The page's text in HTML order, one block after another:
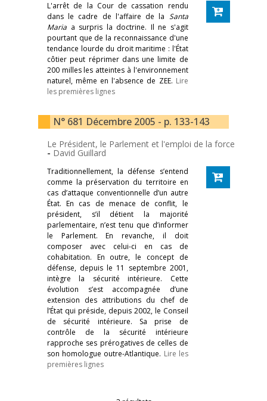
L'arrêt de la Cour de cassation rendu
dans le cadre de l'affaire de la Santa
Maria a surpris la doctrine. Il ne s'agit
pourtant que de la reconnaissance d'une
tendance lourde du droit maritime : l'État
côtier peut réprimer dans une limite de
200 milles les atteintes à l'environnement
naturel, même en l'absence de ZEE. Lire
les premières lignes
N° 681 Décembre 2005 - p. 133-143
Le Président, le Parlement et l'emploi de la force
- David Guillard
Traditionnellement, la défense s’entend
comme la préservation du territoire en
cas d’attaque conventionnelle d’un autre
État. En cas de menace de conflit, le
président, s’il détient la majorité
parlementaire, n’est tenu que d’informer
le Parlement. En revanche, il doit
composer avec celui-ci en cas de
cohabitation. En outre, le concept de
défense, depuis le 11 septembre 2001,
intègre la sécurité intérieure. Cette
évolution s’est accompagnée d’une
extension des attributions du chef de
l’État qui préside, depuis 2002, le Conseil
de sécurité intérieure. Sa prise de
contrôle de la sécurité intérieure
rapproche ses prérogatives de celles de
son homologue outre-Atlantique. Lire les
premières lignes